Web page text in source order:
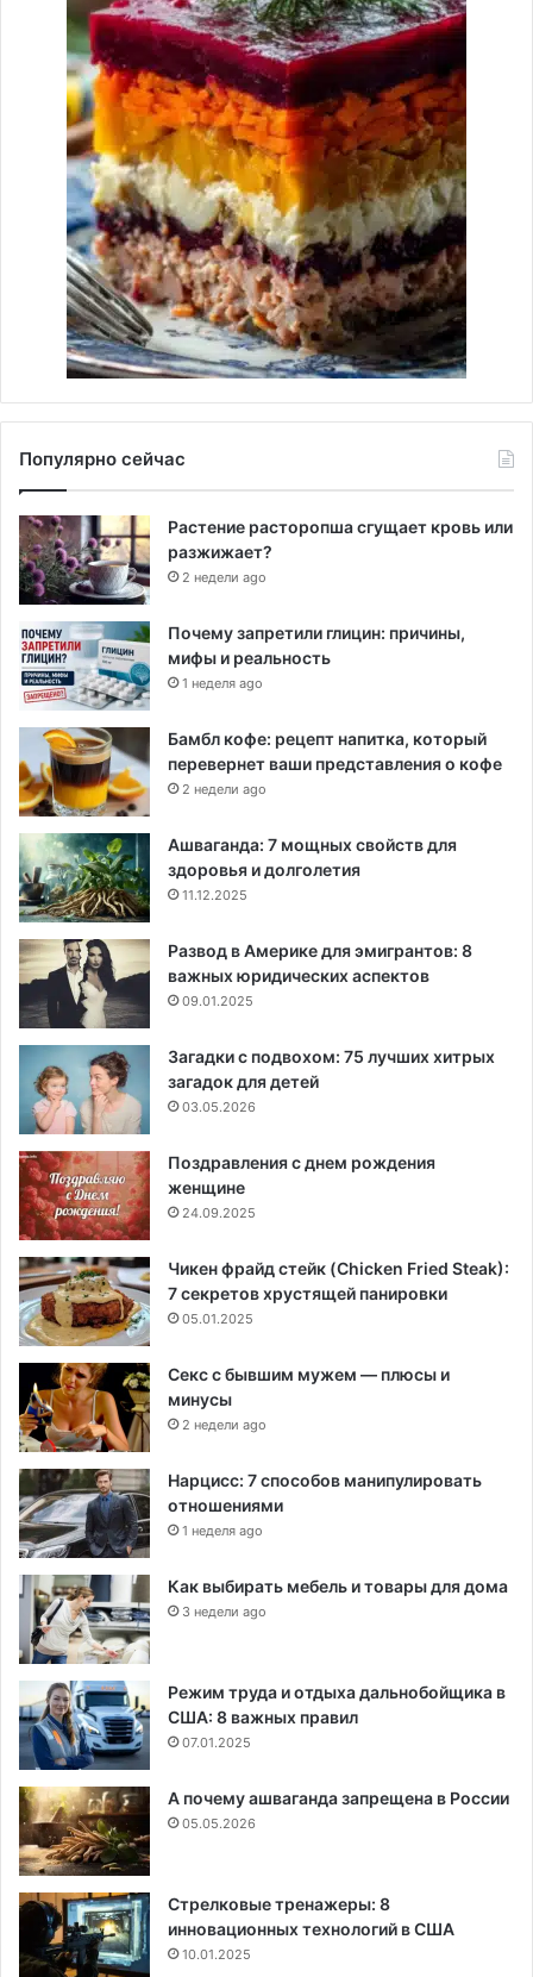
Популярно сейчас
Растение расторопша сгущает кровь или
разжижает?
2 недели ago
Почему запретили глицин: причины,
мифы и реальность
1 неделя ago
Бамбл кофе: рецепт напитка, который
перевернет ваши представления о кофе
2 недели ago
Ашваганда: 7 мощных свойств для
здоровья и долголетия
11.12.2025
Развод в Америке для эмигрантов: 8
важных юридических аспектов
09.01.2025
Загадки с подвохом: 75 лучших хитрых
загадок для детей
03.05.2026
Поздравления с днем рождения
женщине
24.09.2025
Чикен фрайд стейк (Chicken Fried Steak):
7 секретов хрустящей панировки
05.01.2025
Секс с бывшим мужем — плюсы и
минусы
2 недели ago
Нарцисс: 7 способов манипулировать
отношениями
1 неделя ago
Как выбирать мебель и товары для дома
3 недели ago
Режим труда и отдыха дальнобойщика в
США: 8 важных правил
07.01.2025
А почему ашваганда запрещена в России
05.05.2026
Стрелковые тренажеры: 8
инновационных технологий в США
10.01.2025